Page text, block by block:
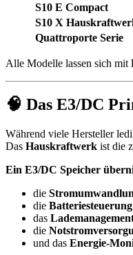
S10 E Compact
S10 X
Quattroporte Serie
Alle Modelle lassen sich mit
🧠 Das E3/DC
Während viele Hersteller
Das Hauskraftwerk ist die
Ein E3/DC Speicher
die
die Batteriesteuerung
das
die
und das Energie-